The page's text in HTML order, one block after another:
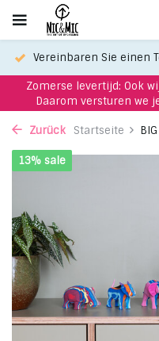
Vereinbaren Sie einen
Zomerse levertijd: Ook
Daarom versturen we
Zurück Startseite
13% sale